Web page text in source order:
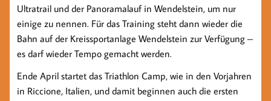
Ultratrail und der Panoramalauf in Wendelstein, um nur
einige zu nennen. Für das Training steht dann wieder die
Bahn auf der Kreissportanlage Wendelstein zur Verfügung –
es darf wieder Tempo gemacht werden.
Ende April startet das Triathlon Camp, wie in den Vorjahren
in Riccione, Italien, und damit beginnen auch die ersten